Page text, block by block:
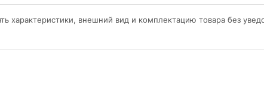
характеристики, внешний вид и комплектацию товара без